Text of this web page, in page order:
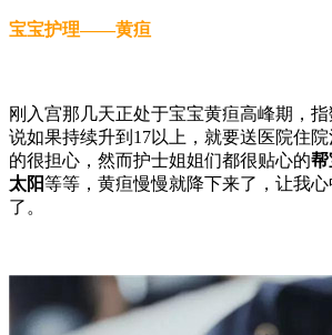
宝宝护理——黄疸
刚入宫那几天正处于宝宝黄疸高峰期，
说如果持续升到17以上，就要送医院住
的很担心，然而护士姐姐们都很贴心的帮
太阳等等，黄疸慢慢就降下来了，让我
了。